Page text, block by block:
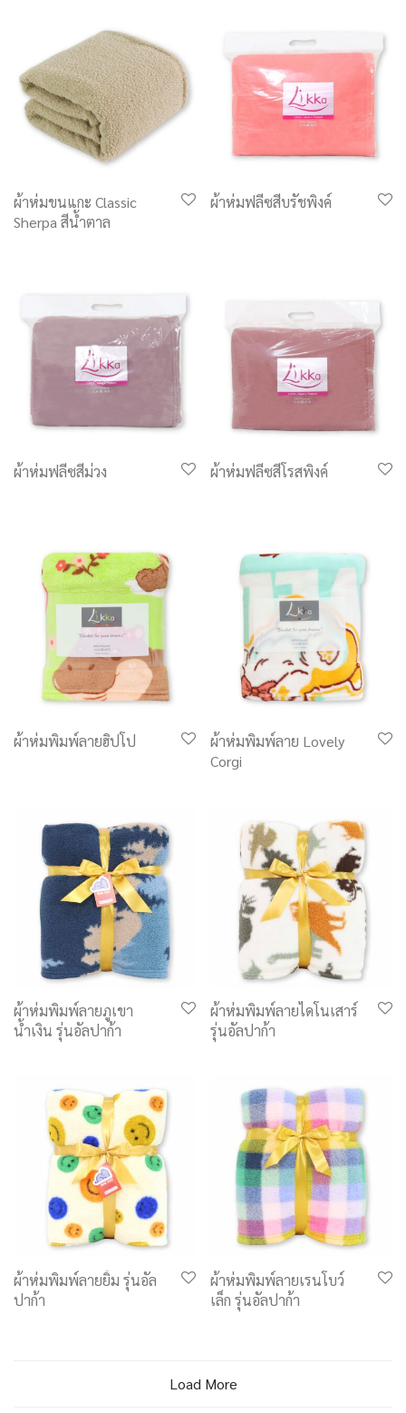
ผ้าห่มขนแกะ Classic
Sherpa สีน้ำตาล
ผ้าห่มฟลีซสีบรัชพิงค์
ผ้าห่มฟลีซสีม่วง ผ้าห่มฟลีซสีโรสพิงค์
ผ้าห่มพิมพ์ลายฮิปโป
ผ้าห่มพิมพ์ลาย Lovely
Corgi
ผ้าห่มพิมพ์ลายภูเขา
น้ำเงิน รุ่นอัลปาก้า
ผ้าห่มพิมพ์ลายไดโนเสาร์
รุ่นอัลปาก้า
ผ้าห่มพิมพ์ลายยิ้ม รุ่นอัล
ปาก้า
ผ้าห่มพิมพ์ลายเรนโบว์
เล็ก รุ่นอัลปาก้า
Load More